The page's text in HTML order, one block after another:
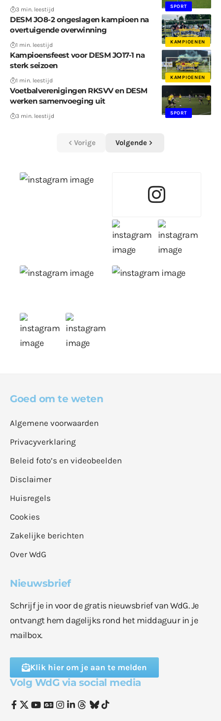
SPORT
3 min. leestijd
KAMPIOENEN
DESM JO8-2 ongeslagen kampioen na
overtuigende overwinning
1 min. leestijd
KAMPIOENEN
Kampioensfeest voor DESM JO17-1 na
sterk seizoen
1 min. leestijd
SPORT
Voetbalverenigingen RKSVV en DESM
werken samenvoeging uit
3 min. leestijd
Vorige Volgende
Goed om te weten
Algemene voorwaarden
Privacyverklaring
Beleid foto’s en videobeelden
Disclaimer
Huisregels
Cookies
Zakelijke berichten
Over WdG
Nieuwsbrief
Schrijf je in voor de gratis nieuwsbrief van WdG. Je
ontvangt hem dagelijks rond het middaguur in je
mailbox.
Klik hier om je aan te melden
Volg WdG via social media